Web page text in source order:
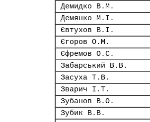
Демидко В.М.
Демянко М.І.
Євтухов В.І.
Єгоров О.М.
Єфремов О.С.
Забарський В.В.
Засуха Т.В.
Зварич І.Т.
Зубанов В.О.
Зубик В.В.